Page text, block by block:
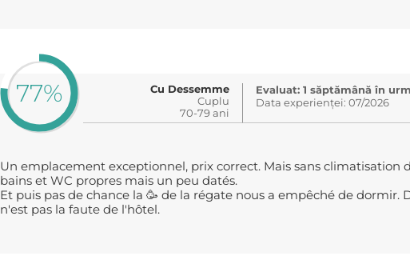
77%
Cu Dessemme
Cuplu
70-79 ani
Evaluat: 1 săptămână în
Data experienței: 07/2026
Un emplacement exceptionnel, prix correct. Mais sans climatisation
bains et WC propres mais un peu datés.
Et puis pas de chance la 🥳 de la régate nous a empêché de dormir.
n'est pas la faute de l'hôtel.